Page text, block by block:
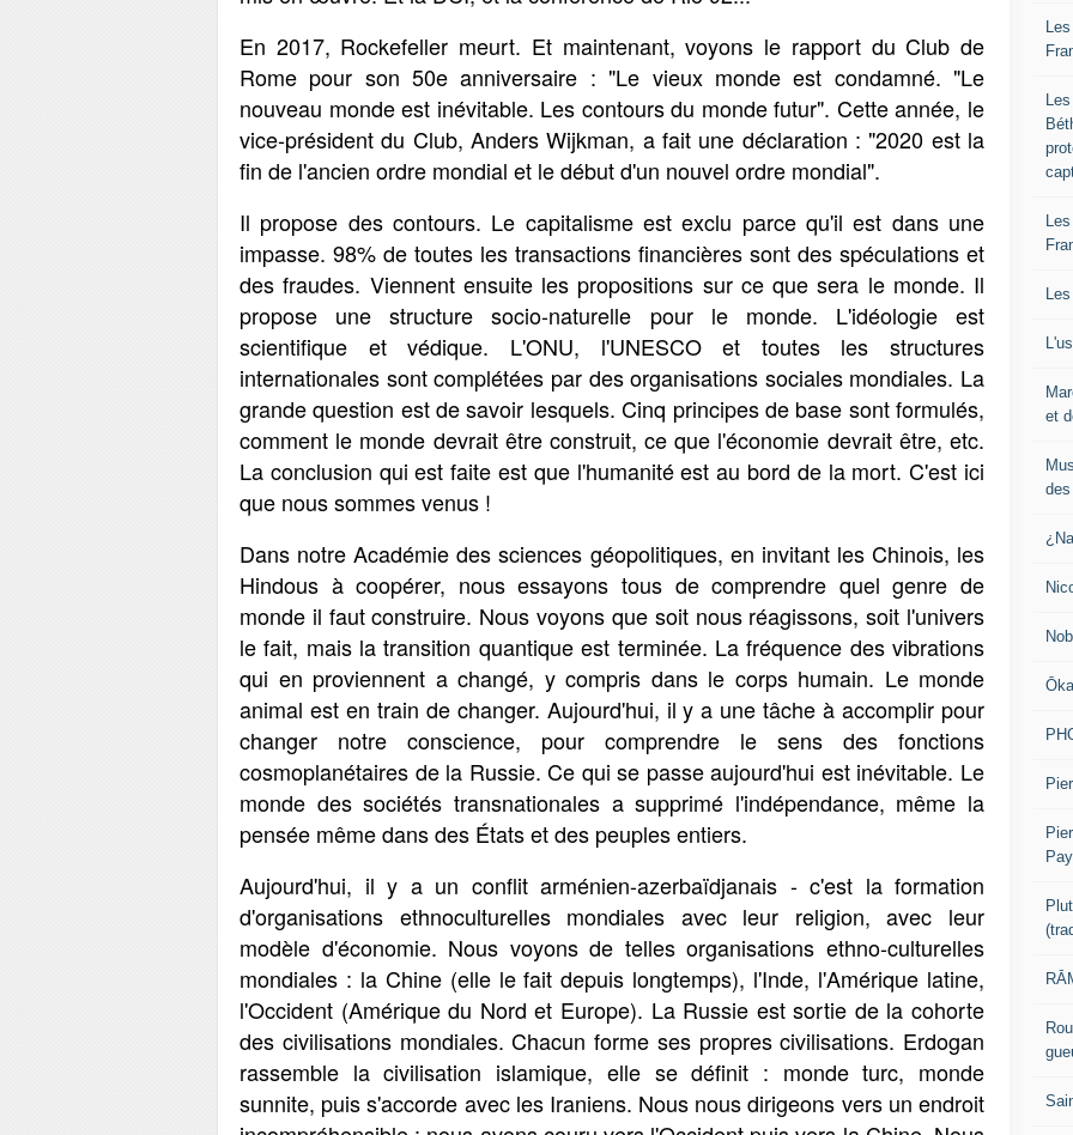
En 2017, Rockefeller meurt. Et maintenant, voyons le rapport du Club de
Rome pour son 50e anniversaire : "Le vieux monde est condamné. "Le
nouveau monde est inévitable. Les contours du monde futur". Cette année, le
vice-président du Club, Anders Wijkman, a fait une déclaration : "2020 est la
fin de l'ancien ordre mondial et le début d'un nouvel ordre mondial".
Il propose des contours. Le capitalisme est exclu parce qu'il est dans une
impasse. 98% de toutes les transactions financières sont des spéculations et
des fraudes. Viennent ensuite les propositions sur ce que sera le monde. Il
propose une structure socio-naturelle pour le monde. L'idéologie est
scientifique et védique. L'ONU, l'UNESCO et toutes les structures
internationales sont complétées par des organisations sociales mondiales. La
grande question est de savoir lesquels. Cinq principes de base sont formulés,
comment le monde devrait être construit, ce que l'économie devrait être, etc.
La conclusion qui est faite est que l'humanité est au bord de la mort. C'est ici
que nous sommes venus !
Dans notre Académie des sciences géopolitiques, en invitant les Chinois, les
Hindous à coopérer, nous essayons tous de comprendre quel genre de
monde il faut construire. Nous voyons que soit nous réagissons, soit l'univers
le fait, mais la transition quantique est terminée. La fréquence des vibrations
qui en proviennent a changé, y compris dans le corps humain. Le monde
animal est en train de changer. Aujourd'hui, il y a une tâche à accomplir pour
changer notre conscience, pour comprendre le sens des fonctions
cosmoplanétaires de la Russie. Ce qui se passe aujourd'hui est inévitable. Le
monde des sociétés transnationales a supprimé l'indépendance, même la
pensée même dans des États et des peuples entiers.
Aujourd'hui, il y a un conflit arménien-azerbaïdjanais - c'est la formation
d'organisations ethnoculturelles mondiales avec leur religion, avec leur
modèle d'économie. Nous voyons de telles organisations ethno-culturelles
mondiales : la Chine (elle le fait depuis longtemps), l'Inde, l'Amérique latine,
l'Occident (Amérique du Nord et Europe). La Russie est sortie de la cohorte
des civilisations mondiales. Chacun forme ses propres civilisations. Erdogan
rassemble la civilisation islamique, elle se définit : monde turc, monde
sunnite, puis s'accorde avec les Iraniens. Nous nous dirigeons vers un endroit
et
des